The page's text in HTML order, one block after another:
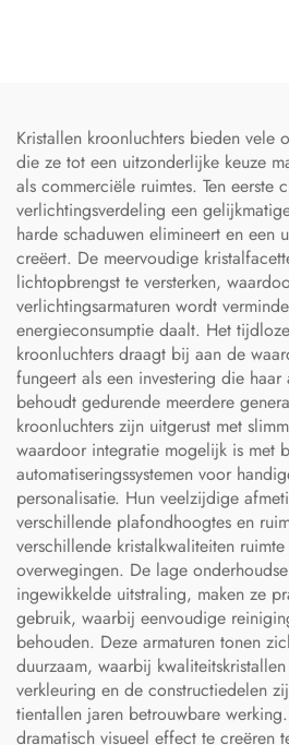
Kristallen kroonluchters bieden vele
die ze tot een uitzonderlijke keuze
als commerciële ruimtes. Ten eerste
verlichtingsverdeling een
harde schaduwen elimineert en een
creëert. De meervoudige
lichtopbrengst te versterken,
verlichtingsarmaturen wordt
energieconsumptie daalt. Het
kroonluchters draagt bij aan de
fungeert als een investering die haar
behoudt gedurende meerdere
kroonluchters zijn uitgerust met
waardoor integratie mogelijk is met
automatiseringssystemen voor
personalisatie. Hun veelzijdige
verschillende plafondhoogtes en
verschillende kristalkwaliteiten
overwegingen. De lage
ingewikkelde uitstraling, maken ze
gebruik, waarbij eenvoudige
behouden. Deze armaturen tonen
duurzaam, waarbij
verkleuring en de constructiedelen
tientallen jaren betrouwbare
dramatisch visueel effect te creëren